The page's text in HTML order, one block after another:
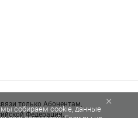
только Абонентам,
Федерации.
собираем cookie, данные ×